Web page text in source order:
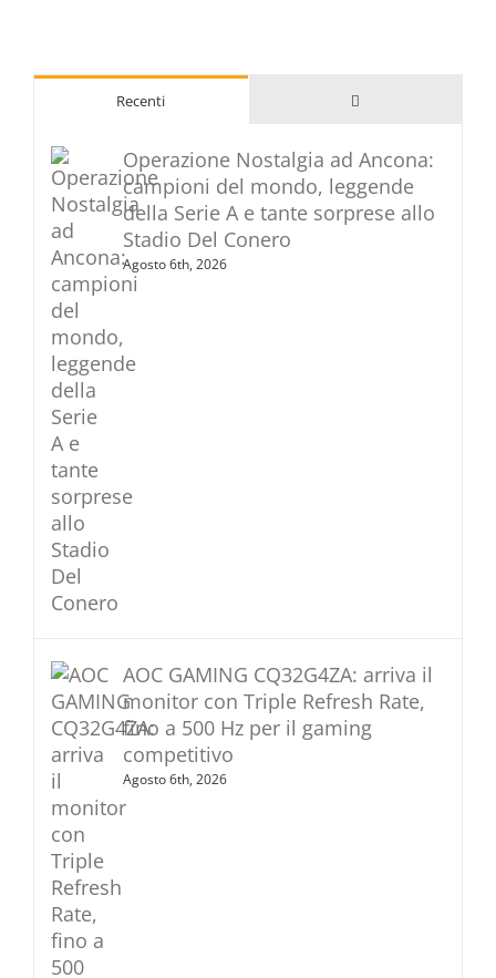
Recenti Commenti
Operazione Nostalgia ad Ancona:
campioni del mondo, leggende
della Serie A e tante sorprese allo
Stadio Del Conero
Agosto 6th, 2026
AOC GAMING CQ32G4ZA: arriva il
monitor con Triple Refresh Rate,
fino a 500 Hz per il gaming
competitivo
Agosto 6th, 2026